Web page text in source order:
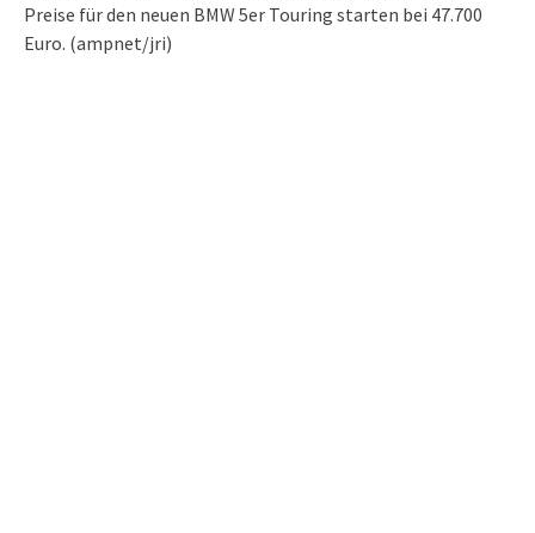
Preise für den neuen BMW 5er Touring starten bei 47.700
Euro. (ampnet/jri)